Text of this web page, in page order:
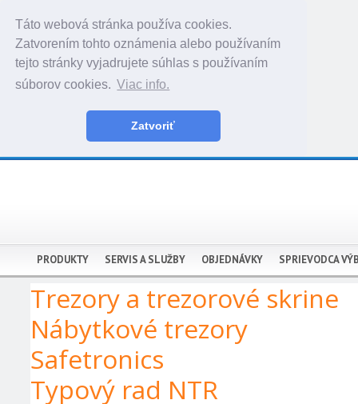
Táto webová stránka používa cookies.
Zatvorením tohto oznámenia alebo používaním
tejto stránky vyjadrujete súhlas s používaním
súborov cookies. Viac info.
Zatvoriť
PRODUKTY SERVIS A SLUŽBY OBJEDNÁVKY SPRIEVODCA
Trezory a trezorové skrine
Nábytkové trezory
Safetronics
Typový rad NTR